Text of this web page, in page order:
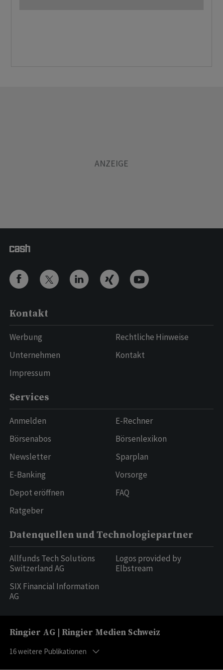
Kontakt
Werbung
Unternehmen
Impressum
Rechtliche Hinweise
Kontakt
Services
Anmelden
Börsenabos
Newsletter
E-Banking
Depot eröffnen
Ratgeber
E-Rechner
Börsenlexikon
Sparplan
Vorsorge
FAQ
Datenquellen und Technologiepartner
Allfunds Tech Solutions
Switzerland AG
SIX Financial Information
AG
Logos provided by
Elbstream
Ringier AG | Ringier Medien Schweiz
16weitere Publikationen